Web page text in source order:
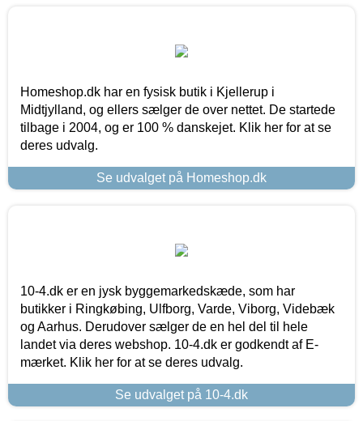
Homeshop.dk har en fysisk butik i Kjellerup i
Midtjylland, og ellers sælger de over nettet. De startede
tilbage i 2004, og er 100 % danskejet. Klik her for at se
deres udvalg.
Se udvalget på Homeshop.dk
10-4.dk er en jysk byggemarkedskæde, som har
butikker i Ringkøbing, Ulfborg, Varde, Viborg, Videbæk
og Aarhus. Derudover sælger de en hel del til hele
landet via deres webshop. 10-4.dk er godkendt af E-
mærket. Klik her for at se deres udvalg.
Se udvalget på 10-4.dk